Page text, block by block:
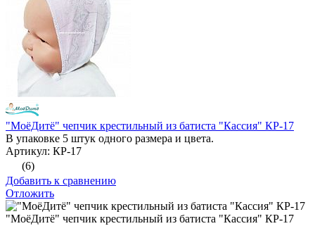
"МоёДитё" чепчик крестильный из батиста "Кассия" КР-17
В упаковке 5 штук одного размера и цвета.
Артикул: КР-17
(6)
Добавить к сравнению
Отложить
"МоёДитё" чепчик крестильный из батиста "Кассия" КР-17